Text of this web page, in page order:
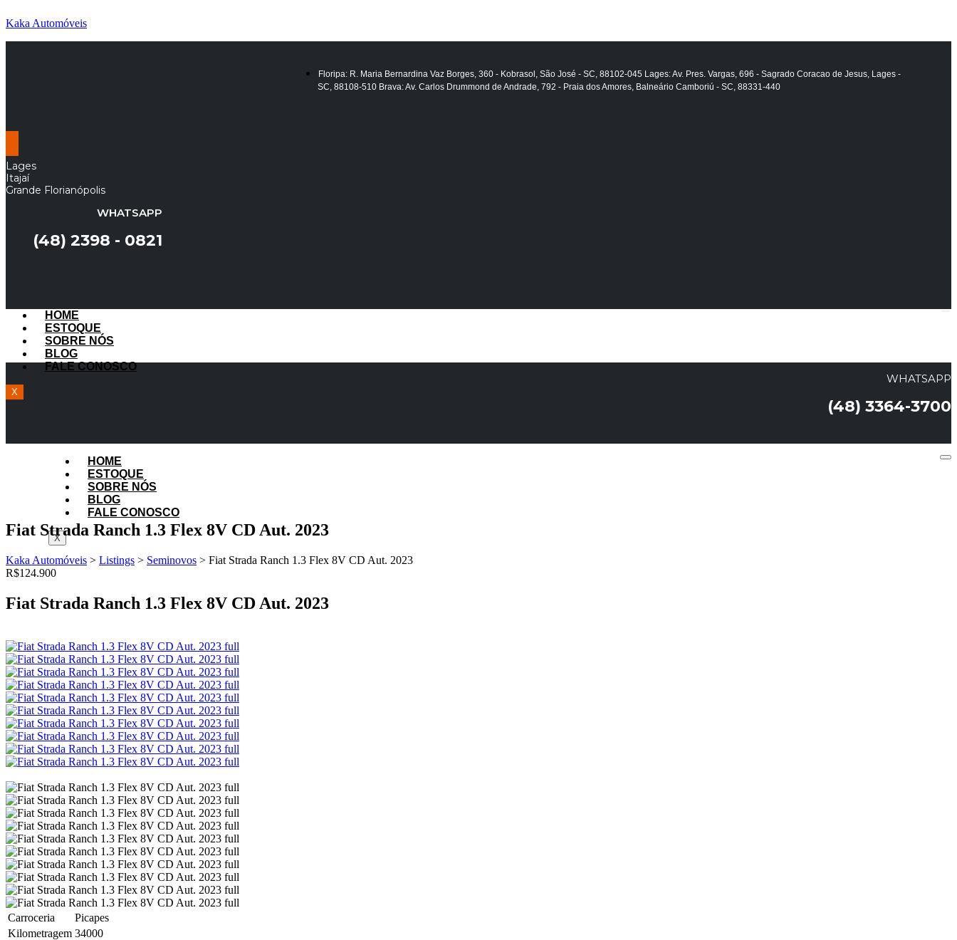
Kaka Automóveis
Floripa: R. Maria Bernardina Vaz Borges, 360 - Kobrasol, São José - SC, 88102-045 Lages: Av. Pres. Vargas, 696 - Sagrado Coracao de Jesus, Lages -
SC, 88108-510 Brava: Av. Carlos Drummond de Andrade, 792 - Praia dos Amores, Balneário Camboriú - SC, 88331-440
Lages
Itajaí
Grande Florianópolis
WHATSAPP
(48) 2398 - 0821
HOME
ESTOQUE
SOBRE NÓS
BLOG
FALE CONOSCO
X
WHATSAPP
(48) 3364-3700
HOME
ESTOQUE
SOBRE NÓS
BLOG
FALE CONOSCO
X
Fiat Strada Ranch 1.3 Flex 8V CD Aut. 2023
Kaka Automóveis > Listings > Seminovos > Fiat Strada Ranch 1.3 Flex 8V CD Aut. 2023
R$124.900
Fiat Strada Ranch 1.3 Flex 8V CD Aut. 2023
Carroceria
Picapes
Kilometragem 34000